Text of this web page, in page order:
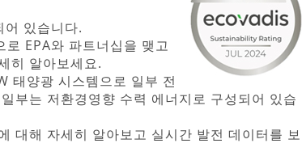
있습니다.
EPA와 파트너십을 맺고
히 알아보세요.
태양광 시스템으로 일부 전
부는 저환경영향 수력 에너지로 구성되어 있습
대해 자세히 알아보고 실시간 발전 데이터를 보